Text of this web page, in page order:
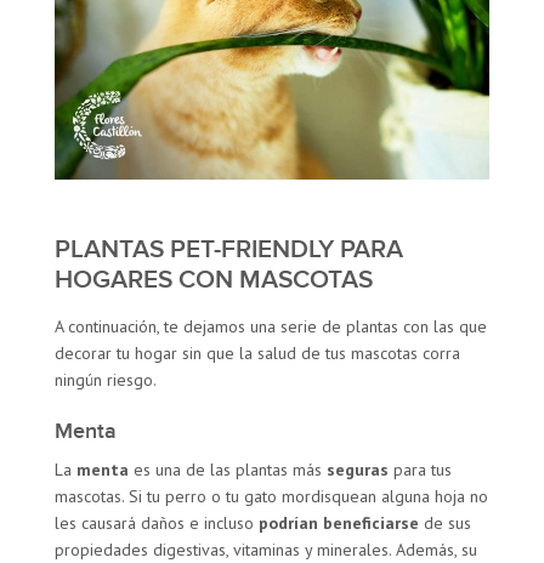
PLANTAS PET-FRIENDLY PARA
HOGARES CON MASCOTAS
A continuación, te dejamos una serie de plantas con las que
decorar tu hogar sin que la salud de tus mascotas corra
ningún riesgo.
Menta
La menta es una de las plantas más seguras para tus
mascotas. Si tu perro o tu gato mordisquean alguna hoja no
les causará daños e incluso podrían beneficiarse de sus
propiedades digestivas, vitaminas y minerales. Además, su